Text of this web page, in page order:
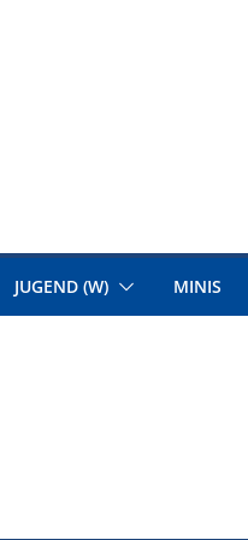
JUGEND (W) MINIS